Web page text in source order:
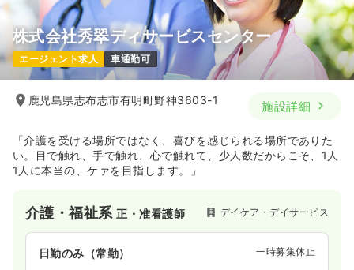
株式会社秀翠ディサービスセンター
エージェント求人 車通勤可
鹿児島県志布志市有明町野神3603-1 施設詳細
「介護を受ける場所ではなく、喜びを感じられる場所でありた
い。目で触れ、手で触れ、心で触れて、少人数だからこそ、1人
1人に本当の、ケァを目指します。」
介護・福祉系正・准看護師 デイケア・デイサービス
日勤のみ（常勤） 一時募集休止